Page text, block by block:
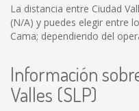
La distancia entre Ciudad
(N/A) y puedes elegir entre
Cama; dependiendo del
Información
Valles (SLP)